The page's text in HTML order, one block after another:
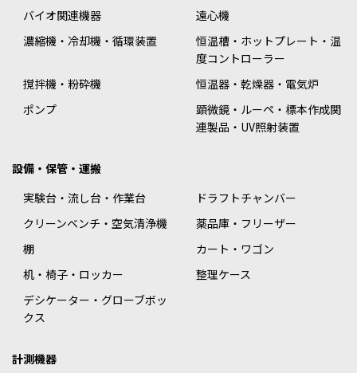
バイオ関連機器
遠心機
濃縮機・冷却機・循環装置
恒温槽・ホットプレート・温
度コントローラー
撹拌機・粉砕機
恒温器・乾燥器・電気炉
ポンプ
顕微鏡・ルーペ・標本作成関
連製品・UV照射装置
設備・保管・運搬
実験台・流し台・作業台
ドラフトチャンバー
クリーンベンチ・空気清浄機
薬品庫・フリーザー
棚
カート・ワゴン
机・椅子・ロッカー
整理ケース
デシケーター・グローブボッ
クス
計測機器